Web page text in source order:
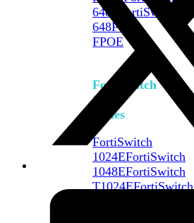
648F
FortiSwitch
648F-
FPOE
FortiSwitch
1000
Series
FortiSwitch
1024EFortiSwitch
1048EFortiSwitch
T1024EFortiSwitch